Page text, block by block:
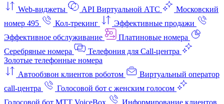
Web-виджеты
API Виртуальной АТС
Московский
номер 495
Кол-трекинг
Эффективные продажи
Эффективное обслуживание
Платиновые номера
Серебряные номера
Телефония для Call-центра
Золотые телефонные номера
Автообзвон клиентов роботом
Виртуальный оператор
call-центра
Голосовой бот с женским голосом
Голосовой бот МТТ VoiceBox
Информирование клиентов